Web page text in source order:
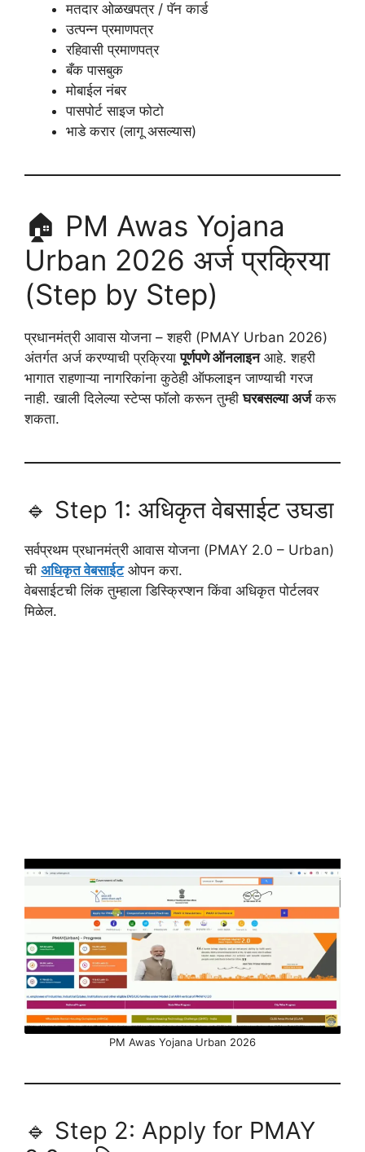
मतदार ओळखपत्र / पॅन कार्ड
उत्पन्न प्रमाणपत्र
रहिवासी प्रमाणपत्र
बँक पासबुक
मोबाईल नंबर
पासपोर्ट साइज फोटो
भाडे करार (लागू असल्यास)
🏠 PM Awas Yojana
Urban 2026 अर्ज प्रक्रिया
(Step by Step)
प्रधानमंत्री आवास योजना – शहरी (PMAY Urban 2026)
अंतर्गत अर्ज करण्याची प्रक्रियापूर्णपणे ऑनलाइनआहे. शहरी
भागात राहणाऱ्या नागरिकांना कुठेही ऑफलाइन जाण्याची गरज
नाही. खाली दिलेल्या स्टेप्स फॉलो करून तुम्हीघरबसल्या अर्जकरू
शकता.
🔹 Step 1: अधिकृत वेबसाईट उघडा
सर्वप्रथम प्रधानमंत्री आवास योजना (PMAY 2.0 – Urban)
ची अधिकृत वेबसाईटओपन करा.
वेबसाईटची लिंक तुम्हाला डिस्क्रिप्शन किंवा अधिकृत पोर्टलवर
मिळेल.
PM Awas Yojana Urban 2026
🔹 Step 2: Apply for PMAY